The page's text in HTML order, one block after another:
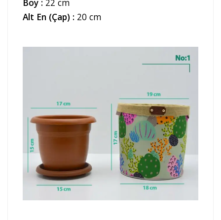
Alt En (Çap) : 20 cm